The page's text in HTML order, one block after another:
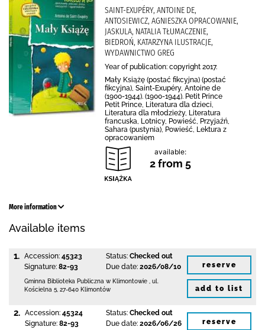
SAINT-EXUPÉRY, ANTOINE DE,
ANTOSIEWICZ, AGNIESZKA OPRACOWANIE,
JASKULA, NATALIA TŁUMACZENIE,
BIEDROŃ, KATARZYNA ILUSTRACJE,
WYDAWNICTWO GREG
Year of publication: copyright 2017.
Mały Książę (postać fikcyjna) (postać
fikcyjna), Saint-Exupéry, Antoine de
(1900-1944). (1900-1944). Petit Prince
Petit Prince, Literatura dla dzieci,
Literatura dla młodzieży, Literatura
francuska, Lotnicy, Powieść, Przyjaźń,
Sahara (pustynia), Powieść, Lektura z
opracowaniem
available:
2 from 5
More information
Available items
1. Accession: 45323
Signature: 82-93
Status: Checked out
Due date: 2026/08/10
Gminna Biblioteka Publiczna w Klimontowie
ul.
Kościelna 5 27-640 Klimontów
reserve
add to list
2. Accession: 45324
Signature: 82-93
Status: Checked out
Due date: 2026/06/26 reserve